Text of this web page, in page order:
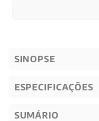
SINOPSE
ESPECIFICAÇÕES
SUMÁRIO